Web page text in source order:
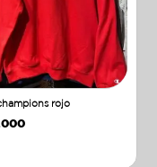
rojo